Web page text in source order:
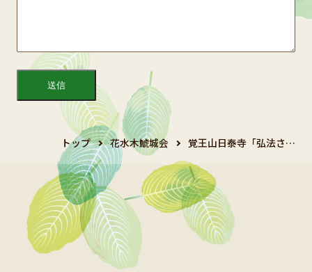
トップ 花水木鯱城会 覚王山日泰寺「弘法さ…